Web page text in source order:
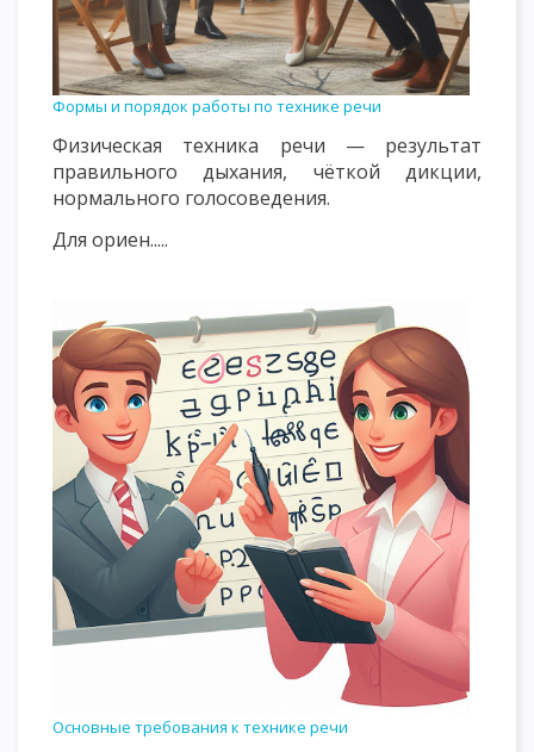
Формы и порядок работы по технике речи
Физическая техника речи — результат
правильного дыхания, чёткой дикции,
нормального голосоведения.
Для ориен.....
Основные требования к технике речи